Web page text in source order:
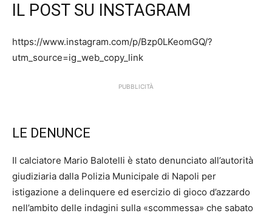
IL POST SU INSTAGRAM
https://www.instagram.com/p/Bzp0LKeomGQ/?
utm_source=ig_web_copy_link
PUBBLICITÀ
LE DENUNCE
Il calciatore Mario Balotelli è stato denunciato all’autorità
giudiziaria dalla Polizia Municipale di Napoli per
istigazione a delinquere ed esercizio di gioco d’azzardo
nell’ambito delle indagini sulla «scommessa» che sabato